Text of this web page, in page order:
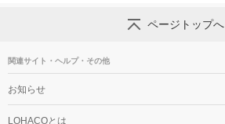
ページトップへ
関連サイト・ヘルプ・その他
お知らせ
LOHACOとは